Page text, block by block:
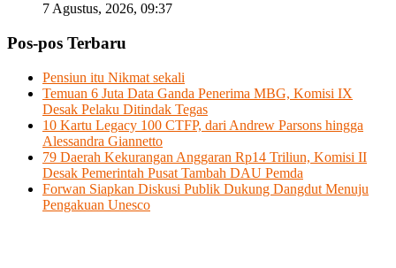
7 Agustus, 2026, 09:37
Pos-pos Terbaru
Pensiun itu Nikmat sekali
Temuan 6 Juta Data Ganda Penerima MBG, Komisi IX
Desak Pelaku Ditindak Tegas
10 Kartu Legacy 100 CTFP, dari Andrew Parsons hingga
Alessandra Giannetto
79 Daerah Kekurangan Anggaran Rp14 Triliun, Komisi II
Desak Pemerintah Pusat Tambah DAU Pemda
Forwan Siapkan Diskusi Publik Dukung Dangdut Menuju
Pengakuan Unesco